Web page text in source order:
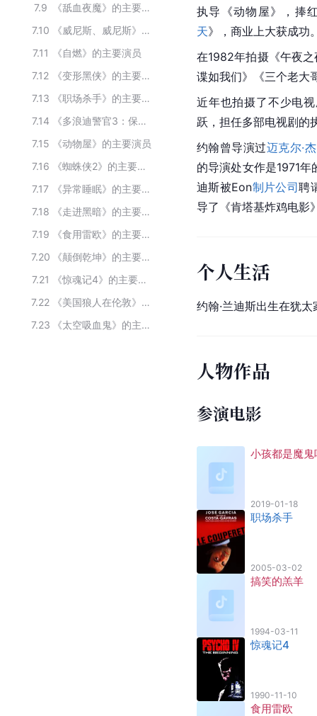
7.9
《舐血夜魔》的主要演员
7.10
《威尼斯、威尼斯》的主要演员
7.11
《自燃》的主要演员
7.12
《变形黑侠》的主要演员
7.13
《职场杀手》的主要演员
7.14
《多浪迪警官3：保护者》的主要演员
7.15
《动物屋》的主要演员
7.16
《蜘蛛侠2》的主要演员
7.17
《异常睡眠》的主要演员
7.18
《走进黑暗》的主要演员
7.19
《食用雷欧》的主要演员
7.20
《颠倒乾坤》的主要演员
7.21
《惊魂记4》的主要演员
7.22
《美国狼人在伦敦》的主要演员
7.23
《太空吸血鬼》的主要演员
执导《动物屋》，捧
天》，商业上大获成功
在1982年拍摄《午夜
谍如我们》《三个老大
近年也拍摄了不少电
跃，担任多部电视剧的
约翰曾导演过迈克尔·
的导演处女作是1971
迪斯被Eon制片公司聘
导了《肯塔基炸鸡电影
个人生活
约翰·兰迪斯出生在犹
人物作品
参演电影
小孩都是魔鬼
2019-01-18
职场杀手
2005-03-02
搞笑的羔羊
1994-03-11
惊魂记4
1990-11-10
食用雷欧